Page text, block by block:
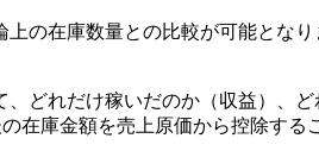
の在庫数量との比較が可能とな
どれだけ稼いだのか（収益）、
在庫金額を売上原価から控除する